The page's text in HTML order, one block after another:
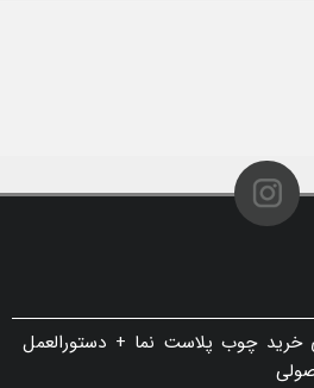
خرید چوب پلاست نما + دستورالعمل